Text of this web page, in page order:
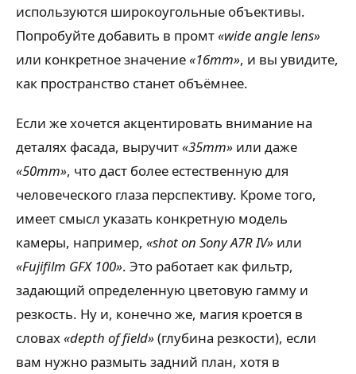
используются широкоугольные объективы.
Попробуйте добавить в промт«wide angle lens»
или конкретное значение«16mm», и вы увидите,
как пространство станет объёмнее.
Если же хочется акцентировать внимание на
деталях фасада, выручит«35mm» или даже
«50mm», что даст более естественную для
человеческого глаза перспективу. Кроме того,
имеет смысл указать конкретную модель
камеры, например, «shot on Sony A7R IV» или
«Fujifilm GFX 100». Это работает как фильтр,
задающий определенную цветовую гамму и
резкость. Ну и, конечно же, магия кроется в
словах«depth of field»(глубина резкости), если
вам нужно размыть задний план, хотя в